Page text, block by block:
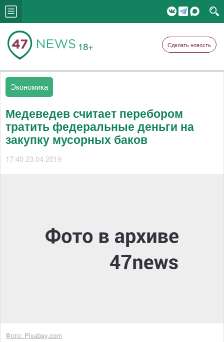
18+ Сделать новость
Экономика
Медеведев считает перебором
тратить федеральные деньги на
закупку мусорных баков
17:40 23.04.2019
Фото: Pixabay.com